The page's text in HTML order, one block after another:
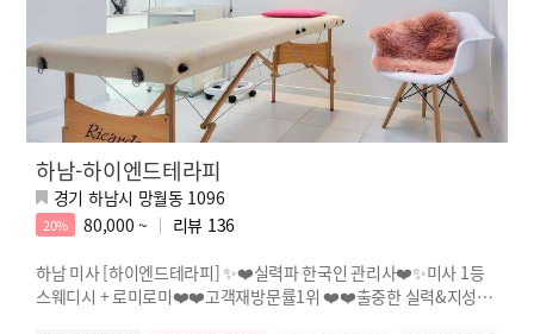
하남-하이엔드테라피
경기 하남시 망월동 1096
20% 80,000 ~ 리뷰 136
하남 미사 [하이엔드테라피] ✨❤️실력파 한국인 관리사❤️✨미사 1등
스웨디시 + 로미로미❤️❤️고객재방문률1위 ❤️❤️출중한 실력&지성✨